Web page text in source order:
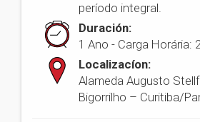
período integral.
Duración:
1 Ano - Carga Horária:
Localizacíon:
Alameda Augusto
Bigorrilho – Curitiba/